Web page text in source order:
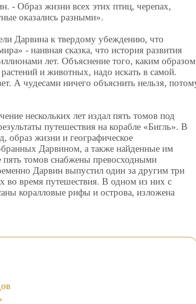
- Образ жизни всех этих птиц, черепах,
оказались разными».
Дарвина к твердому убеждению, что
- наивная сказка, что история развития
лет. Объяснение того, каким образом
и животных, надо искать в самой.
А чудесами ничего объяснить нельзя,
нескольких лет издал пять томов под
путешествия на корабле «Бигль». В
образ жизни и географическое
Дарвином, а также найденные им
томов снабжены превосходными
Дарвин выпустил один за другим три
во время путешествия. В одном из них с
коралловые рифы и острова, изложена